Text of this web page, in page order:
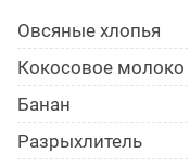
Овсяные хлопья
Кокосовое молоко
Банан
Разрыхлитель